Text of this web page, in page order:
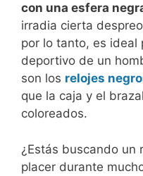
con una esfera
irradia cierta
por lo tanto, es ideal
deportivo de un
son los relojes
que la caja y el
coloreados.
¿Estás buscando un
placer durante